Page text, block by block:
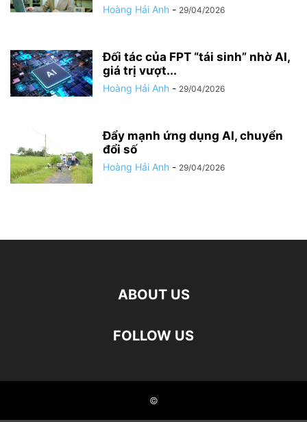
Hoàng Hải Anh - 29/04/2026
Đối tác của FPT “tái sinh” nhờ AI,
giá trị vượt...
Hoàng Hải Anh - 29/04/2026
Đẩy mạnh ứng dụng AI, chuyển
đổi số
Hoàng Hải Anh - 29/04/2026
ABOUT US
FOLLOW US
©